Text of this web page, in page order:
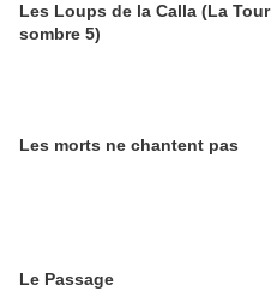
Les Loups de la Calla (La Tour
sombre 5)
Les morts ne chantent pas
Le Passage